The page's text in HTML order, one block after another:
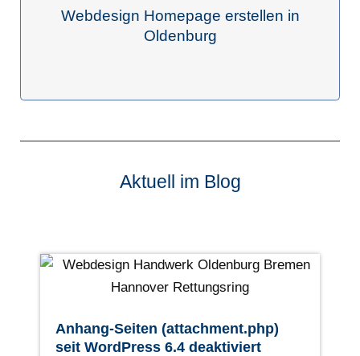
Webdesign Homepage erstellen in
Oldenburg
Aktuell im Blog
Anhang-Seiten (attachment.php)
seit WordPress 6.4 deaktiviert